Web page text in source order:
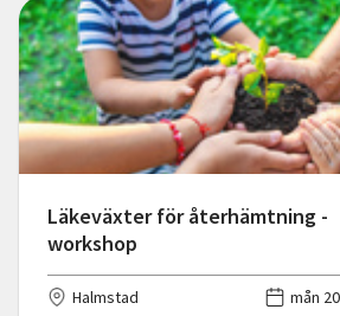
Läkeväxter för återhämtning -
workshop
Halmstad
mån